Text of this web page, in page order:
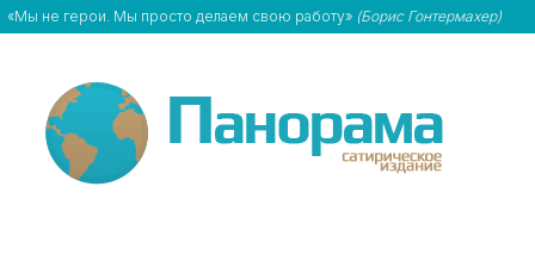
«Мы не герои. Мы просто делаем свою работу» (Борис Гонтермахер)